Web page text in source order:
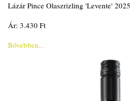
Lázár Pince Olaszrizling 'Levente' 2025
Ár: 3.430 Ft
Bővebben...